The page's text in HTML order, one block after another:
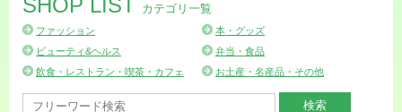
SHOP LIST カテゴリ一覧
ファッション
本・グッズ
ビューティ&ヘルス
弁当・食品
飲食・レストラン・喫茶・カフェ
お土産・名産品・その他